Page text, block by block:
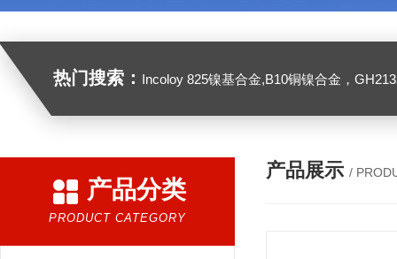
热门搜索： Incoloy 825镍基合金,B10铜镍合金，GH2132高温合金，C276
产品分类
PRODUCT CATEGORY
产品展示 /